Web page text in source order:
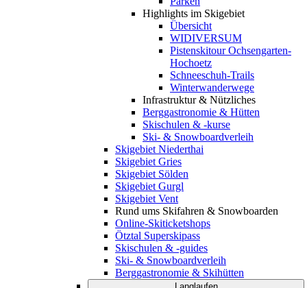
Highlights im Skigebiet
Übersicht
WIDIVERSUM
Pistenskitour Ochsengarten-
Hochoetz
Schneeschuh-Trails
Winterwanderwege
Infrastruktur & Nützliches
Berggastronomie & Hütten
Skischulen & -kurse
Ski- & Snowboardverleih
Skigebiet Niederthai
Skigebiet Gries
Skigebiet Sölden
Skigebiet Gurgl
Skigebiet Vent
Rund ums Skifahren & Snowboarden
Online-Skiticketshops
Ötztal Superskipass
Skischulen & -guides
Ski- & Snowboardverleih
Berggastronomie & Skihütten